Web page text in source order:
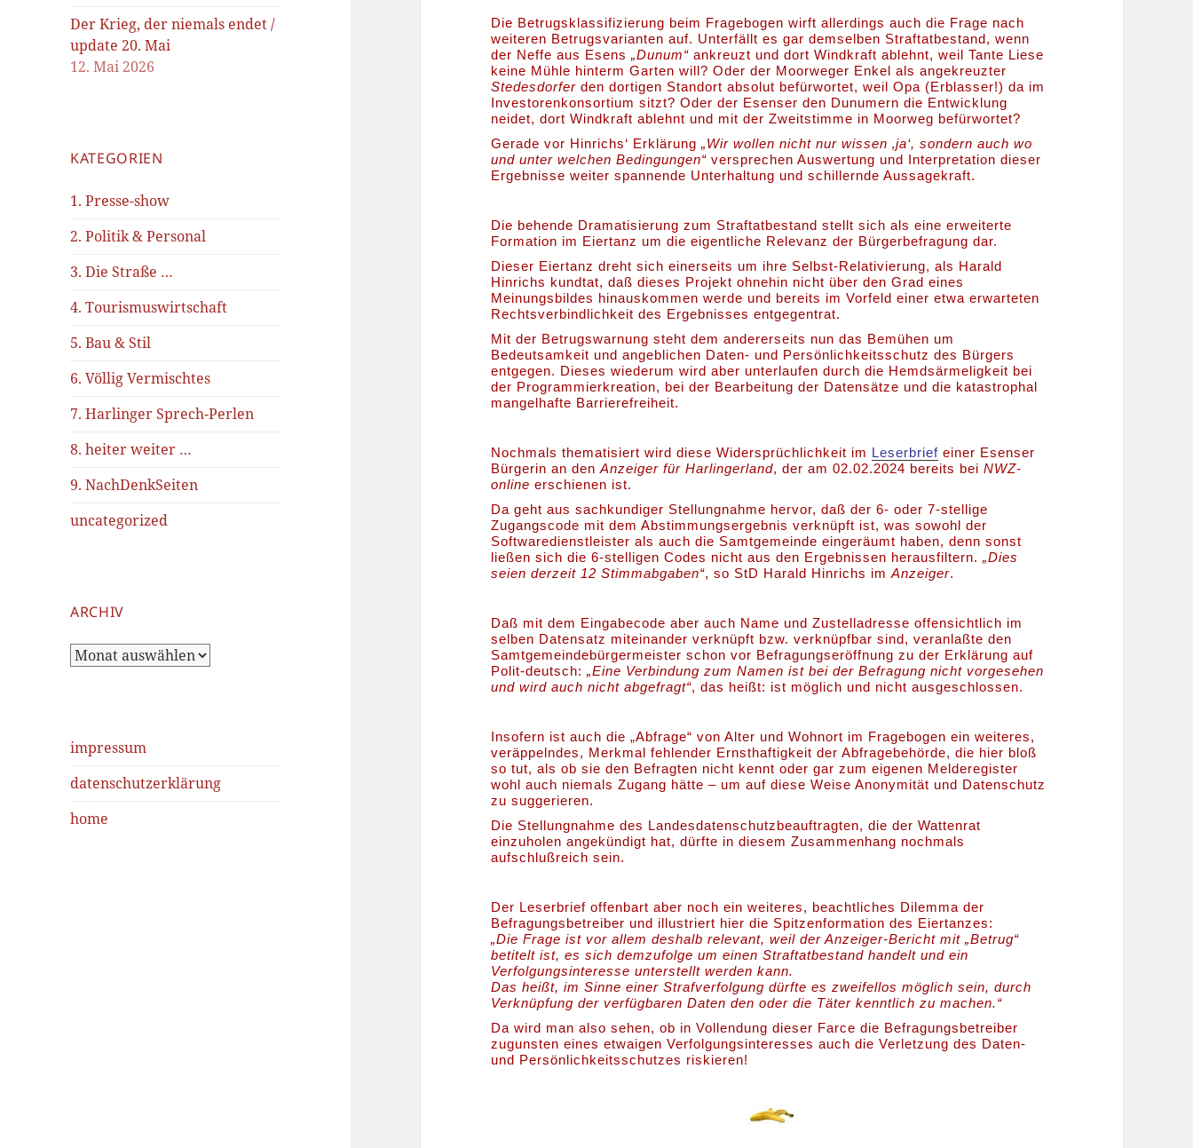
Der Krieg, der niemals endet /
update 20. Mai
12. Mai 2026
KATEGORIEN
1. Presse-show
2. Politik & Personal
3. Die Straße …
4. Tourismuswirtschaft
5. Bau & Stil
6. Völlig Vermischtes
7. Harlinger Sprech-Perlen
8. heiter weiter …
9. NachDenkSeiten
uncategorized
ARCHIV
Archiv
impressum
datenschutzerklärung
home
Die Betrugsklassifizierung beim Fragebogen wirft allerdings auch die Frage nach
weiteren Betrugsvarianten auf. Unterfällt es gar demselben Straftatbestand, wenn
der Neffe aus Esens„Dunum“ ankreuzt und dort Windkraft ablehnt, weil Tante Liese
keine Mühle hinterm Garten will? Oder der Moorweger Enkel als angekreuzter
Stedesdorfer den dortigen Standort absolut befürwortet, weil Opa (Erblasser!) da im
Investorenkonsortium sitzt? Oder der Esenser den Dunumern die Entwicklung
neidet, dort Windkraft ablehnt und mit der Zweitstimme in Moorweg befürwortet?
Gerade vor Hinrichs‘ Erklärung„Wir wollen nicht nur wissen ‚ja‘, sondern auch wo
und unter welchen Bedingungen“ versprechen Auswertung und Interpretation dieser
Ergebnisse weiter spannende Unterhaltung und schillernde Aussagekraft.
Die behende Dramatisierung zum Straftatbestand stellt sich als eine erweiterte
Formation im Eiertanz um die eigentliche Relevanz der Bürgerbefragung dar.
Dieser Eiertanz dreht sich einerseits um ihre Selbst-Relativierung, als Harald
Hinrichs kundtat, daß dieses Projekt ohnehin nicht über den Grad eines
Meinungsbildes hinauskommen werde und bereits im Vorfeld einer etwa erwarteten
Rechtsverbindlichkeit des Ergebnisses entgegentrat.
Mit der Betrugswarnung steht dem andererseits nun das Bemühen um
Bedeutsamkeit und angeblichen Daten- und Persönlichkeitsschutz des Bürgers
entgegen. Dieses wiederum wird aber unterlaufen durch die Hemdsärmeligkeit bei
der Programmierkreation, bei der Bearbeitung der Datensätze und die katastrophal
mangelhafte Barrierefreiheit.
Nochmals thematisiert wird diese Widersprüchlichkeit im Leserbrief einer Esenser
Bürgerin an denAnzeiger für Harlingerland, der am 02.02.2024 bereits beiNWZ-
online erschienen ist.
Da geht aus sachkundiger Stellungnahme hervor, daß der 6- oder 7-stellige
Zugangscode mit dem Abstimmungsergebnis verknüpft ist, was sowohl der
Softwaredienstleister als auch die Samtgemeinde eingeräumt haben, denn sonst
ließen sich die 6-stelligen Codes nicht aus den Ergebnissen herausfiltern.„Dies
seien derzeit 12 Stimmabgaben“, so StD Harald Hinrichs imAnzeiger.
Daß mit dem Eingabecode aber auch Name und Zustelladresse offensichtlich im
selben Datensatz miteinander verknüpft bzw. verknüpfbar sind, veranlaßte den
Samtgemeindebürgermeister schon vor Befragungseröffnung zu der Erklärung auf
Polit-deutsch:„Eine Verbindung zum Namen ist bei der Befragung nicht vorgesehen
und wird auch nicht abgefragt“, das heißt: ist möglich und nicht ausgeschlossen.
Insofern ist auch die „Abfrage“ von Alter und Wohnort im Fragebogen ein weiteres,
veräppelndes, Merkmal fehlender Ernsthaftigkeit der Abfragebehörde, die hier bloß
so tut, als ob sie den Befragten nicht kennt oder gar zum eigenen Melderegister
wohl auch niemals Zugang hätte – um auf diese Weise Anonymität und Datenschutz
zu suggerieren.
Die Stellungnahme des Landesdatenschutzbeauftragten, die der Wattenrat
einzuholen angekündigt hat, dürfte in diesem Zusammenhang nochmals
aufschlußreich sein.
Der Leserbrief offenbart aber noch ein weiteres, beachtliches Dilemma der
Befragungsbetreiber und illustriert hier die Spitzenformation des Eiertanzes:
„Die Frage ist vor allem deshalb relevant, weil der Anzeiger-Bericht mit „Betrug“
betitelt ist, es sich demzufolge um einen Straftatbestand handelt und ein
Verfolgungsinteresse unterstellt werden kann.
Das heißt, im Sinne einer Strafverfolgung dürfte es zweifellos möglich sein, durch
Verknüpfung der verfügbaren Daten den oder die Täter kenntlich zu machen.“
Da wird man also sehen, ob in Vollendung dieser Farce die Befragungsbetreiber
zugunsten eines etwaigen Verfolgungsinteresses auch die Verletzung des Daten-
und Persönlichkeitsschutzes riskieren!